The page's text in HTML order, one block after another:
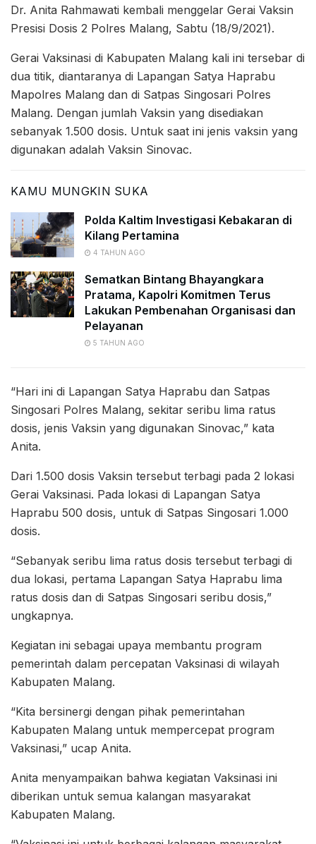
Dr. Anita Rahmawati kembali menggelar Gerai Vaksin
Presisi Dosis 2 Polres Malang, Sabtu (18/9/2021).
Gerai Vaksinasi di Kabupaten Malang kali ini tersebar di
dua titik, diantaranya di Lapangan Satya Haprabu
Mapolres Malang dan di Satpas Singosari Polres
Malang. Dengan jumlah Vaksin yang disediakan
sebanyak 1.500 dosis. Untuk saat ini jenis vaksin yang
digunakan adalah Vaksin Sinovac.
KAMU MUNGKIN SUKA
Polda Kaltim Investigasi Kebakaran di
Kilang Pertamina
4 TAHUN AGO
Sematkan Bintang Bhayangkara
Pratama, Kapolri Komitmen Terus
Lakukan Pembenahan Organisasi dan
Pelayanan
5 TAHUN AGO
“Hari ini di Lapangan Satya Haprabu dan Satpas
Singosari Polres Malang, sekitar seribu lima ratus
dosis, jenis Vaksin yang digunakan Sinovac,” kata
Anita.
Dari 1.500 dosis Vaksin tersebut terbagi pada 2 lokasi
Gerai Vaksinasi. Pada lokasi di Lapangan Satya
Haprabu 500 dosis, untuk di Satpas Singosari 1.000
dosis.
“Sebanyak seribu lima ratus dosis tersebut terbagi di
dua lokasi, pertama Lapangan Satya Haprabu lima
ratus dosis dan di Satpas Singosari seribu dosis,”
ungkapnya.
Kegiatan ini sebagai upaya membantu program
pemerintah dalam percepatan Vaksinasi di wilayah
Kabupaten Malang.
“Kita bersinergi dengan pihak pemerintahan
Kabupaten Malang untuk mempercepat program
Vaksinasi,” ucap Anita.
Anita menyampaikan bahwa kegiatan Vaksinasi ini
diberikan untuk semua kalangan masyarakat
Kabupaten Malang.